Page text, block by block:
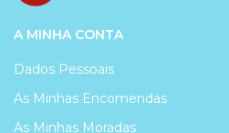
A MINHA CONTA
Dados Pessoais
As Minhas Encomendas
As Minhas Moradas